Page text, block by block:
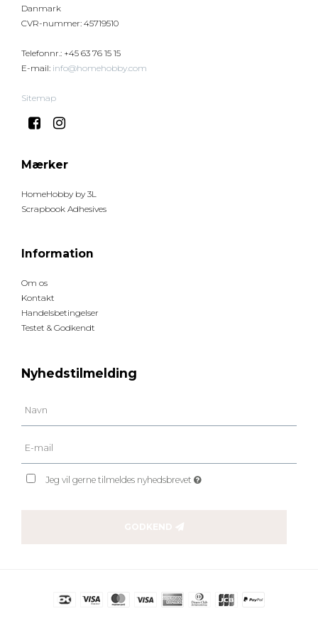
Danmark
CVR-nummer: 45719510
Telefonnr.: +45 63 76 15 15
E-mail: info@homehobby.com
Sitemap
Mærker
HomeHobby by 3L
Scrapbook Adhesives
Information
Om os
Kontakt
Handelsbetingelser
Testet & Godkendt
Nyhedstilmelding
Jeg vil gerne tilmeldes nyhedsbrevet